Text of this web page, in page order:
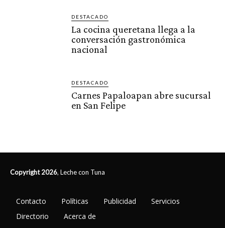
DESTACADO
La cocina queretana llega a la
conversación gastronómica
nacional
DESTACADO
Carnes Papaloapan abre sucursal
en San Felipe
Copyright 2026, Leche con Tuna
Contacto Políticas Publicidad
Servicios
Directorio
Acerca de